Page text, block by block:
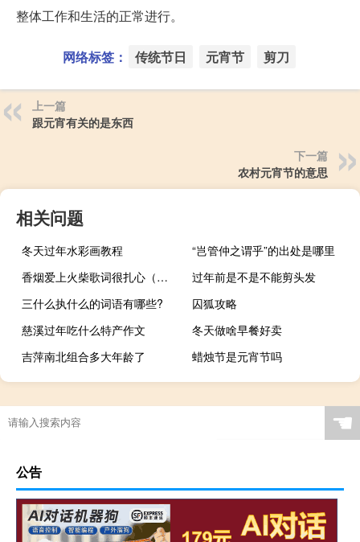
整体工作和生活的正常进行。
网络标签： 传统节日 元宵节 剪刀
上一篇
跟元宵有关的是东西
下一篇
农村元宵节的意思
相关问题
冬天过年水彩画教程
“岂管仲之谓乎”的出处是哪里
香烟爱上火柴歌词很扎心（香烟爱上火柴歌词）
过年前是不是不能剪头发
三什么执什么的词语有哪些?
囚狐攻略
慈溪过年吃什么特产作文
冬天做啥早餐好卖
吉萍南北组合多大年龄了
蜡烛节是元宵节吗
☚
公告